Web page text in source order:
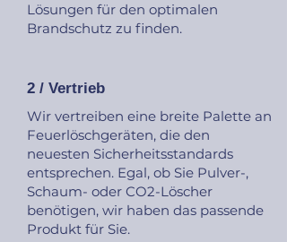
Lösungen für den optimalen
Brandschutz zu finden.
2 / Vertrieb
Wir vertreiben eine breite Palette an
Feuerlöschgeräten, die den
neuesten Sicherheitsstandards
entsprechen. Egal, ob Sie Pulver-,
Schaum- oder CO2-Löscher
benötigen, wir haben das passende
Produkt für Sie.